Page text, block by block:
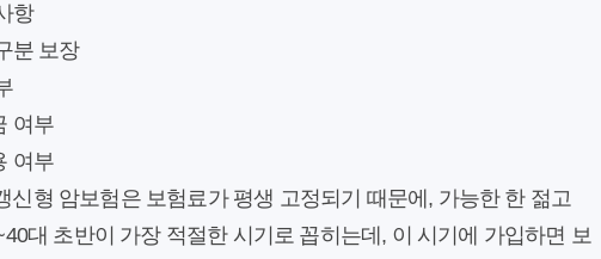
항
분 보장
여부
여부
신형 암보험은 보험료가 평생 고정되기 때문에, 가능한 한 젊고
대 초반이 가장 적절한 시기로 꼽히는데, 이 시기에 가입하면 보